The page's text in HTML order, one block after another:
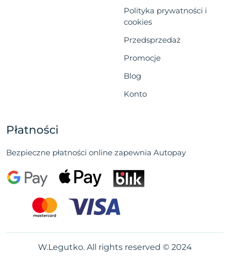
Polityka prywatności i
cookies
Przedsprzedaż
Promocje
Blog
Konto
Płatności
Bezpieczne płatności online zapewnia Autopay
W.Legutko. All rights reserved © 2024